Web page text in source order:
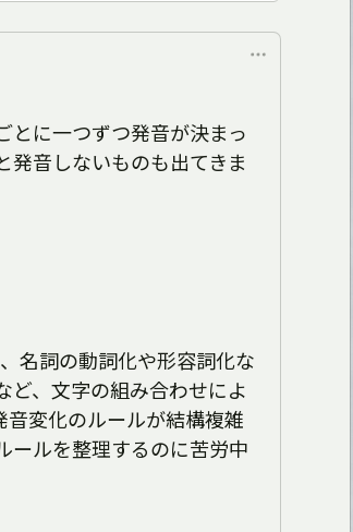
とに一つずつ発音が決まっ
発音しないものも出てきま
名詞の動詞化や形容詞化な
ど、文字の組み合わせによ
変化のルールが結構複雑
ールを整理するのに苦労中